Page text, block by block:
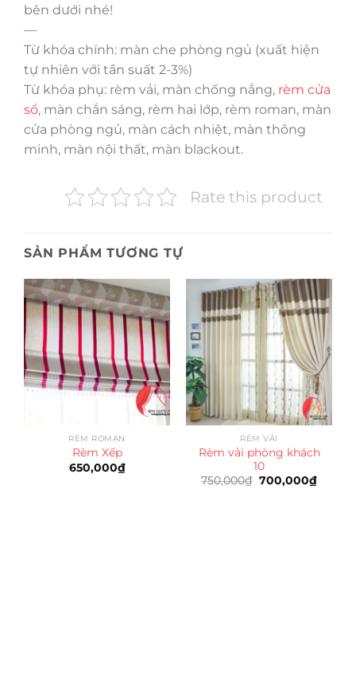
bên dưới nhé!
—
Từ khóa chính: màn che phòng ngủ (xuất hiện
tự nhiên với tần suất 2-3%)
Từ khóa phụ: rèm vải, màn chống nắng, rèm cửa
sổ, màn chắn sáng, rèm hai lớp, rèm roman, màn
cửa phòng ngủ, màn cách nhiệt, màn thông
minh, màn nội thất, màn blackout.
Rate this product
SẢN PHẨM TƯƠNG TỰ
RÈM ROMAN
Rèm Xếp
650,000₫
RÈM VẢI
Rèm vải phòng khách
10
750,000₫ Giá
700,000₫Giá
hiện